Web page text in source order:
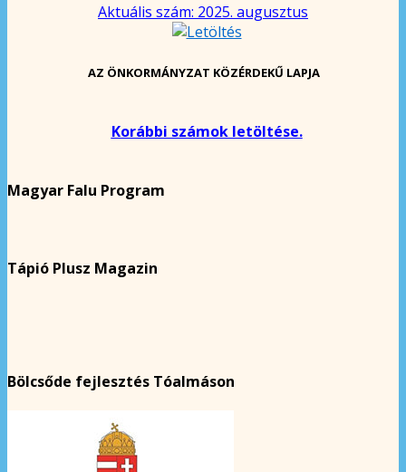
Aktuális szám: 2025. augusztus
AZ ÖNKORMÁNYZAT KÖZÉRDEKŰ LAPJA
Korábbi számok letöltése.
Magyar Falu Program
Tápió Plusz Magazin
Bölcsőde fejlesztés Tóalmáson